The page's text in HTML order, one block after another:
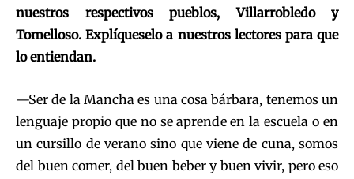
nuestros respectivos pueblos, Villarrobledo y
Tomelloso. Explíqueselo a nuestros lectores para que
lo entiendan.
—Ser de la Mancha es una cosa bárbara, tenemos un
lenguaje propio que no se aprende en la escuela o en
un cursillo de verano sino que viene de cuna, somos
del buen comer, del buen beber y buen vivir, pero eso